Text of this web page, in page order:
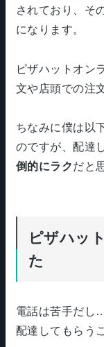
されており、そ
になります。
ピザハットオン
文や店頭での注
ちなみに僕は以
のですが、配達
倒的にラクだと
ピザハッ
た
電話は苦手だし
配達してもらう